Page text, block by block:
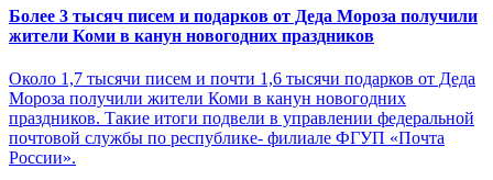
Более 3 тысяч писем и подарков от Деда Мороза получили
жители Коми в канун новогодних праздников
Около 1,7 тысячи писем и почти 1,6 тысячи подарков от Деда
Мороза получили жители Коми в канун новогодних
праздников. Такие итоги подвели в управлении федеральной
почтовой службы по республике- филиале ФГУП «Почта
России».